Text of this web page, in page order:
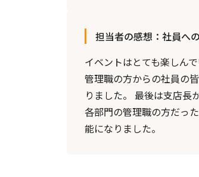
担当者の感想：社員へ
イベントはとても楽しん
管理職の方からの社員の
りました。 最後は支店長
各部門の管理職の方だっ
能になりました。